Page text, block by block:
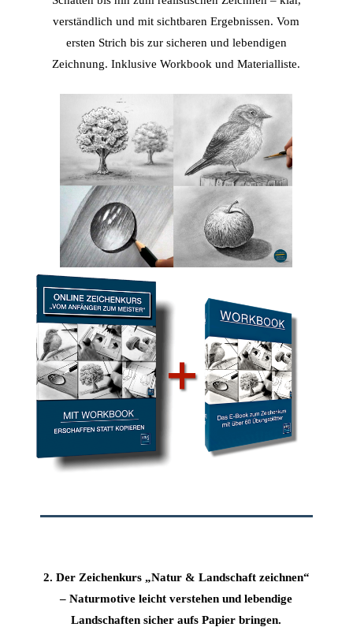
verständlich und mit sichtbaren Ergebnissen. Vom
ersten Strich bis zur sicheren und lebendigen
Zeichnung. Inklusive Workbook und Materialliste.
2. Der Zeichenkurs „Natur & Landschaft zeichnen“
– Naturmotive leicht verstehen und lebendige
Landschaften sicher aufs Papier bringen.